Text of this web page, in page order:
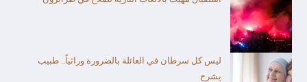
ليس كل سرطان في العائلة بالضرورة وراثياً.. طبيب
يشرح